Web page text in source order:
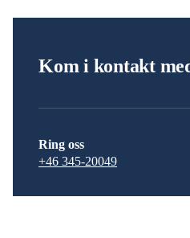
Kom i kontakt
Ring oss
+46 345-20049